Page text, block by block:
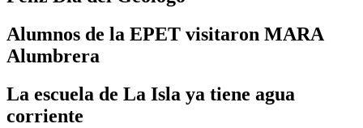
Alumnos de la EPET visitaron MARA
Alumbrera
La escuela de La Isla ya tiene agua
corriente